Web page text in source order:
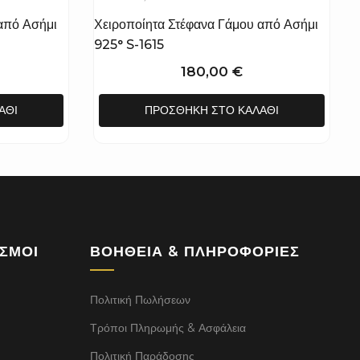
Ασήμι
Χειροποίητα Στέφανα Γάμου από Ασήμι
925° S-1615
180,00 €
ΠΡΟΣΘΉΚΗ ΣΤΟ ΚΑΛΆΘΙ
ΒΟΉΘΕΙΑ & ΠΛΗΡΟΦΟΡΊΕΣ
Πολιτική Πωλήσεων
Τρόποι Πληρωμής & Ασφάλεια
Πολιτική Παράδοσης